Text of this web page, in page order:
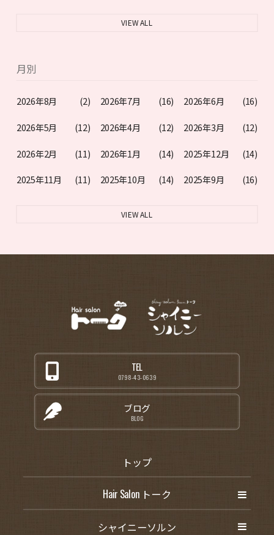
VIEW ALL
月別
2026年8月 (2) 2026年7月 (16) 2026年6月 (16)
2026年5月 (12) 2026年4月 (12) 2026年3月 (12)
2026年2月 (11) 2026年1月 (14) 2025年12月 (14)
2025年11月 (11) 2025年10月 (14) 2025年9月 (16)
VIEW ALL
TEL
0798-43-0639
ブログ
BLOG
トップ
Hair Salon トーク
シャイニーソルン